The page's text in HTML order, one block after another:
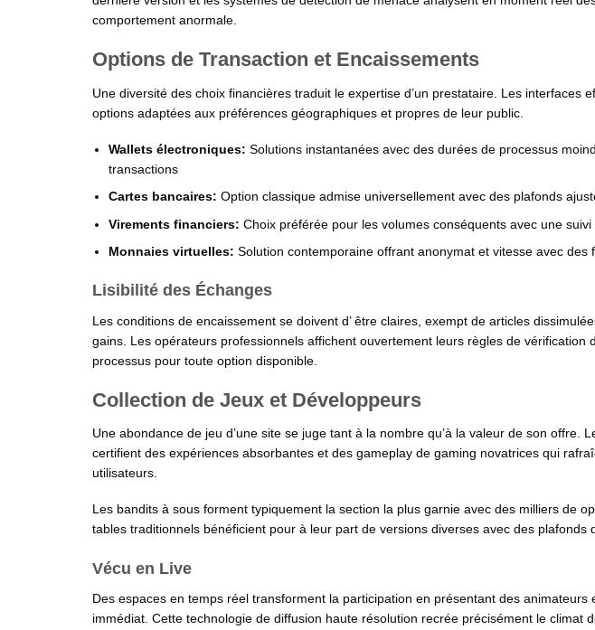
comportement anormale.
Options de Transaction et Encaissements
Une diversité des choix financières traduit le expertise d’un prestataire. Les interfaces
options adaptées aux préférences géographiques et propres de leur public.
Wallets électroniques: Solutions instantanées avec des durées de processus
transactions
Cartes bancaires: Option classique admise universellement avec des plafonds
Virements financiers: Choix préférée pour les volumes conséquents avec une suivi
Monnaies virtuelles: Solution contemporaine offrant anonymat et vitesse avec des
Lisibilité des Échanges
Les conditions de encaissement se doivent d’ être claires, exempt de articles
gains. Les opérateurs professionnels affichent ouvertement leurs règles de vérification
processus pour toute option disponible.
Collection de Jeux et Développeurs
Une abondance de jeu d’une site se juge tant à la nombre qu’à la valeur de son offre.
certifient des expériences absorbantes et des gameplay de gaming novatrices qui
utilisateurs.
Les bandits à sous forment typiquement la section la plus garnie avec des milliers de
tables traditionnels bénéficient pour à leur part de versions diverses avec des plafonds
Vécu en Live
Des espaces en temps réel transforment la participation en présentant des
immédiat. Cette technologie de diffusion haute résolution recrée précisément le climat